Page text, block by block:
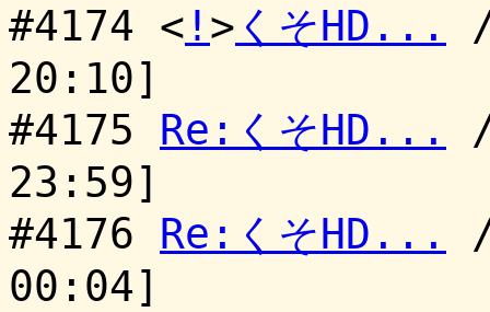
#4174 < ! > くそHD...
20:10]
#4175 Re:くそHD...
23:59]
#4176 Re:くそHD...
00:04]